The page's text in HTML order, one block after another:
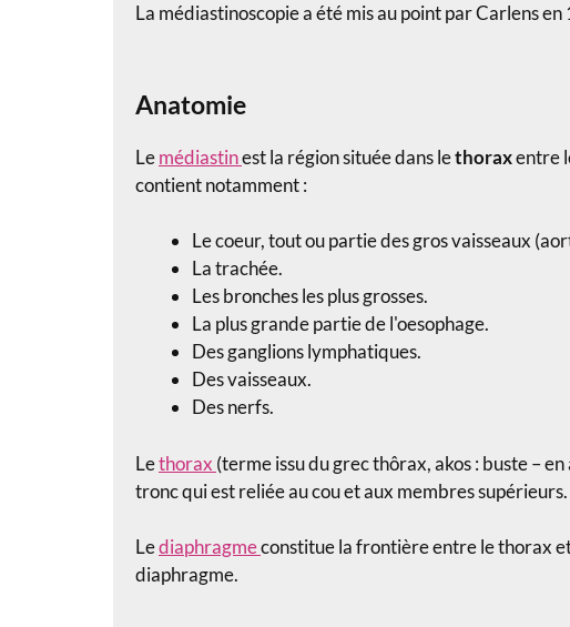
La médiastinoscopie a été mis au point par Carlens en
Anatomie
Lemédiastinest la région située dans lethoraxentre
contient notamment :
Le coeur, tout ou partie des gros vaisseaux
La trachée.
Les bronches les plus grosses.
La plus grande partie de l'oesophage.
Des ganglions lymphatiques.
Des vaisseaux.
Des nerfs.
Lethorax (terme issu du grec thôrax, akos : buste –
tronc qui est reliée au cou et aux membres supérieurs.
Lediaphragmeconstitue la frontière entre le thorax
diaphragme.